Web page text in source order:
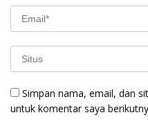
Simpan nama, email, dan
untuk komentar saya